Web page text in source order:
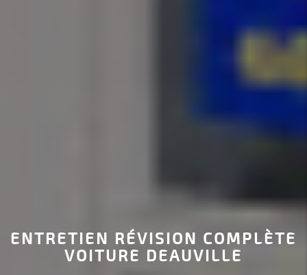
ENTRETIEN RÉVISION COMPLÈTE
VOITURE DEAUVILLE